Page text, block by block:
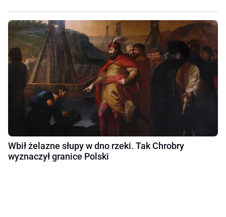
Wbił żelazne słupy w dno rzeki. Tak Chrobry
wyznaczył granice Polski